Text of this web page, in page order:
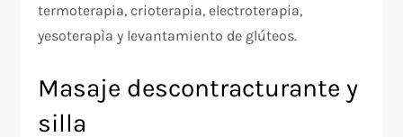
termoterapia, crioterapia, electroterapia,
yesoterapìa y levantamiento de glúteos.
Masaje descontracturante y
silla